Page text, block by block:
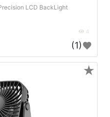
LCD BackLight
4
(1)
★